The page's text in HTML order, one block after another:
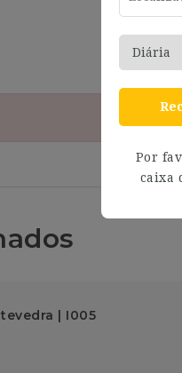
| I005
Por
caixa